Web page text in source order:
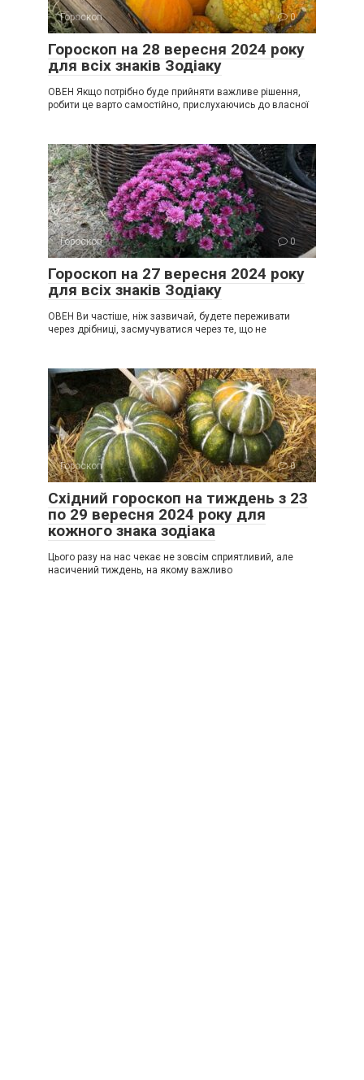
Гороскоп 0
Гороскоп на 28 вересня 2024 року
для всіх знаків Зодіаку
ОВЕН Якщо потрібно буде прийняти важливе рішення,
робити це варто самостійно, прислухаючись до власної
Гороскоп 0
Гороскоп на 27 вересня 2024 року
для всіх знаків Зодіаку
ОВЕН Ви частіше, ніж зазвичай, будете переживати
через дрібниці, засмучуватися через те, що не
Гороскоп 0
Східний гороскоп на тиждень з 23
по 29 вересня 2024 року для
кожного знака зодіака
Цього разу на нас чекає не зовсім сприятливий, але
насичений тиждень, на якому важливо